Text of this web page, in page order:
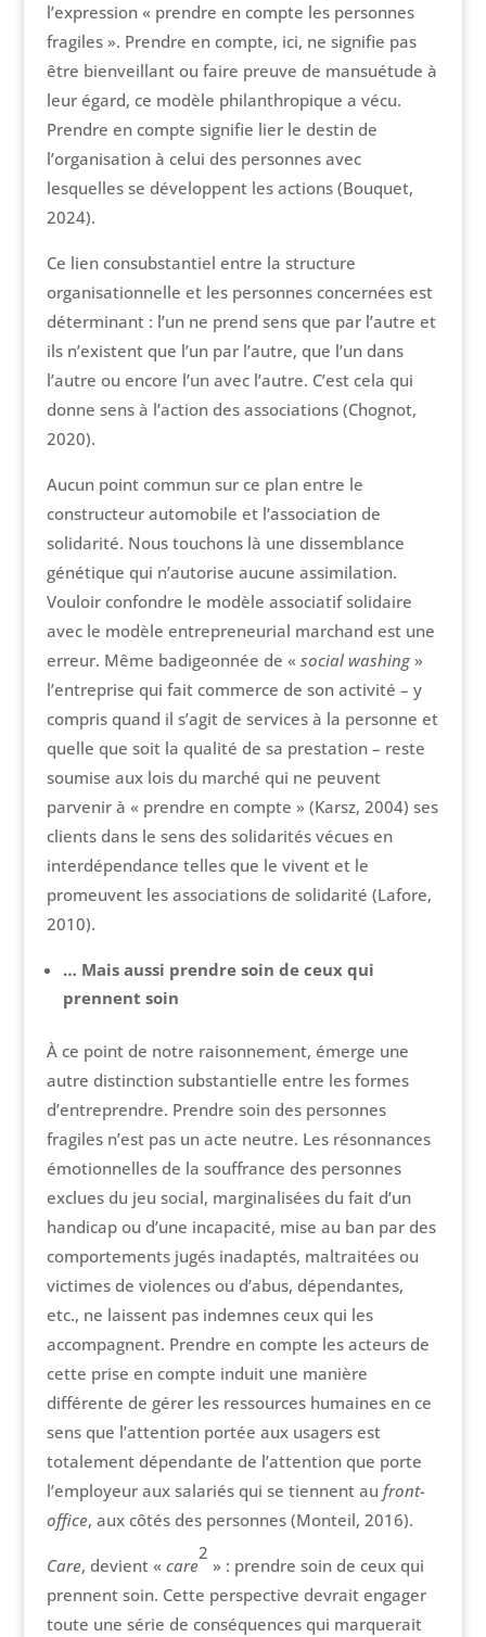
l’expression « prendre en compte les personnes
fragiles ». Prendre en compte, ici, ne signifie pas
être bienveillant ou faire preuve de mansuétude à
leur égard, ce modèle philanthropique a vécu.
Prendre en compte signifie lier le destin de
l’organisation à celui des personnes avec
lesquelles se développent les actions (Bouquet,
2024).
Ce lien consubstantiel entre la structure
organisationnelle et les personnes concernées est
déterminant : l’un ne prend sens que par l’autre et
ils n’existent que l’un par l’autre, que l’un dans
l’autre ou encore l’un avec l’autre. C’est cela qui
donne sens à l’action des associations (Chognot,
2020).
Aucun point commun sur ce plan entre le
constructeur automobile et l’association de
solidarité. Nous touchons là une dissemblance
génétique qui n’autorise aucune assimilation.
Vouloir confondre le modèle associatif solidaire
avec le modèle entrepreneurial marchand est une
erreur. Même badigeonnée de « social washing»
l’entreprise qui fait commerce de son activité – y
compris quand il s’agit de services à la personne et
quelle que soit la qualité de sa prestation – reste
soumise aux lois du marché qui ne peuvent
parvenir à « prendre en compte » (Karsz, 2004) ses
clients dans le sens des solidarités vécues en
interdépendance telles que le vivent et le
promeuvent les associations de solidarité (Lafore,
2010).
… Mais aussi prendre soin de ceux qui
prennent soin
À ce point de notre raisonnement, émerge une
autre distinction substantielle entre les formes
d’entreprendre. Prendre soin des personnes
fragiles n’est pas un acte neutre. Les résonnances
émotionnelles de la souffrance des personnes
exclues du jeu social, marginalisées du fait d’un
handicap ou d’une incapacité, mise au ban par des
comportements jugés inadaptés, maltraitées ou
victimes de violences ou d’abus, dépendantes,
etc., ne laissent pas indemnes ceux qui les
accompagnent. Prendre en compte les acteurs de
cette prise en compte induit une manière
différente de gérer les ressources humaines en ce
sens que l’attention portée aux usagers est
totalement dépendante de l’attention que porte
l’employeur aux salariés qui se tiennent au front-
office, aux côtés des personnes (Monteil, 2016).
Care, devient « care
2
» : prendre soin de ceux qui
prennent soin. Cette perspective devrait engager
toute une série de conséquences qui marquerait